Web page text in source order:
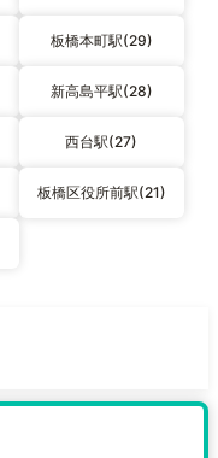
板橋本町駅(29)
新高島平駅(28)
西台駅(27)
板橋区役所前駅(21)